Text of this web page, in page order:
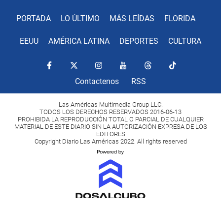
PORTADA LO ÚLTIMO MÁS LEÍDAS FLORIDA
EEUU AMÉRICA LATINA DEPORTES CULTURA
Contactenos RSS
Las Américas Multimedia Group LLC.
TODOS LOS DERECHOS RESERVADOS 2016-06-13
PROHIBIDA LA REPRODUCCIÓN TOTAL O PARCIAL DE CUALQUIER
MATERIAL DE ESTE DIARIO SIN LA AUTORIZACIÓN EXPRESA DE LOS
EDITORES
Copyright Diario Las Américas 2022. All rights reserved